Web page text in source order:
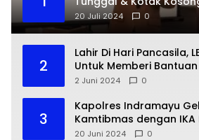
20 Juli 2024 0
2
Lahir Di Hari Pancasila,
Untuk Memberi
Bagi Masyarakat
2 Juni 2024 0
3
Kapolres Indramayu
Kamtibmas dengan IKA
20 Juni 2024 0